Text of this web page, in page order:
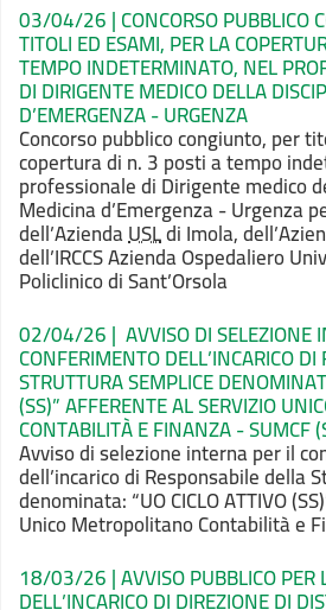
03/04/26 | CONCORSO PUBBLICO
TITOLI ED ESAMI, PER LA
TEMPO INDETERMINATO, NEL
DI DIRIGENTE MEDICO DELLA
D’EMERGENZA - URGENZA
Concorso pubblico congiunto, per
copertura di n. 3 posti a tempo
professionaledi Dirigente medico
Medicina d’Emergenza - Urgenza
dell’AziendaUSLdi Imola,
dell’IRCCS AziendaOspedaliero
Policlinico di Sant’Orsola
02/04/26 | AVVISO DI SELEZIONE
CONFERIMENTO DELL’INCARICO
STRUTTURA SEMPLICE
(SS)” AFFERENTE AL SERVIZIO
CONTABILITÀ E FINANZA - SUMCF
Avviso diselezione interna per il
dell’incarico di Responsabile della
denominata: “UO CICLO ATTIVO
Unico MetropolitanoContabilità e
18/03/26 | AVVISO PUBBLICO PER
DELL’INCARICO DI DIREZIONE DI